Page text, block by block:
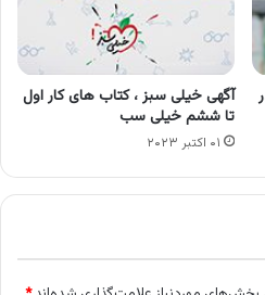
آگهی خیلی سبز ، کتاب های کار اول
تا ششم خیلی سب
۰۱ اکتبر ۲۰۲۳